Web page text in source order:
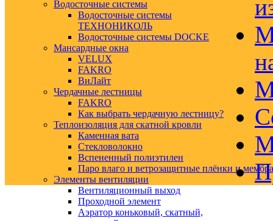
Водосточные системы
Водосточные системы
ТЕХНОНИКОЛЬ
Водосточные системы DOCKE
Мансардные окна
VELUX
FAKRO
ВиЛайт
Чердачные лестницы
FAKRO
Как выбрать чердачную лестницу?
Теплоизоляция для скатной кровли
Каменная вата
Стекловолокно
Вспененный полиэтилен
Паро влаго и ветрозащитные плёнки и
Элементы вентиляции
Вентиляционный выход
Проходной элемент
Аэратор коньковый, скатный,